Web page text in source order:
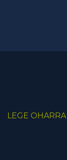
LEGE OHARRA